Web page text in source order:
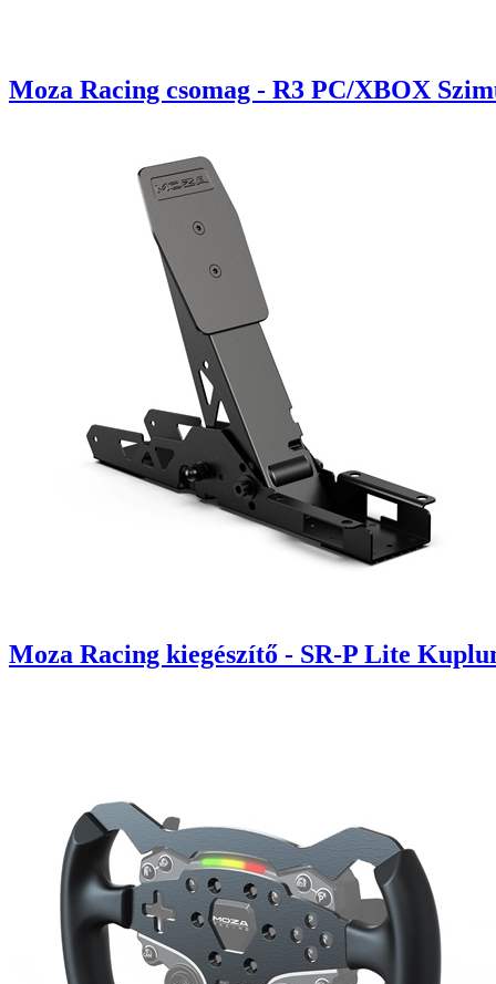
Moza Racing csomag - R3 PC/XBOX
Moza Racing kiegészítő - SR-P Lite